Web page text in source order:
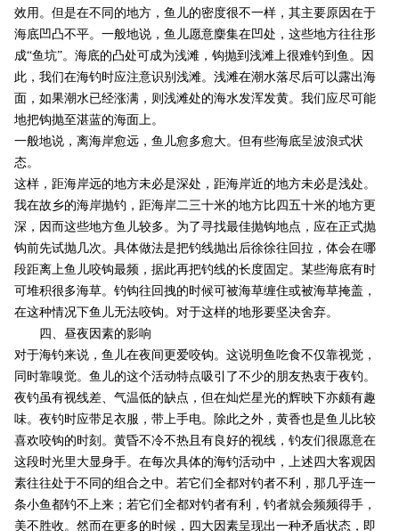
效用。但是在不同的地方，鱼儿的密度很不一样，其主要原因在于
海底凹凸不平。一般地说，鱼儿愿意麇集在凹处，这些地方往往形
成“鱼坑”。海底的凸处可成为浅滩，钩抛到浅滩上很难钓到鱼。因
此，我们在海钓时应注意识别浅滩。浅滩在潮水落尽后可以露出海
面，如果潮水已经涨满，则浅滩处的海水发浑发黄。我们应尽可能
地把钩抛至湛蓝的海面上。
一般地说，离海岸愈远，鱼儿愈多愈大。但有些海底呈波浪式状
态。
这样，距海岸远的地方未必是深处，距海岸近的地方未必是浅处。
我在故乡的海岸抛钓，距海岸二三十米的地方比四五十米的地方更
深，因而这些地方鱼儿较多。为了寻找最佳抛钩地点，应在正式抛
钩前先试抛几次。具体做法是把钓线抛出后徐徐往回拉，体会在哪
段距离上鱼儿咬钩最频，据此再把钓线的长度固定。某些海底有时
可堆积很多海草。钓钩往回拽的时候可被海草缠住或被海草掩盖，
在这种情况下鱼儿无法咬钩。对于这样的地形要坚决舍弃。
四、昼夜因素的影响
对于海钓来说，鱼儿在夜间更爱咬钩。这说明鱼吃食不仅靠视觉，
同时靠嗅觉。鱼儿的这个活动特点吸引了不少的朋友热衷于夜钓。
夜钓虽有视线差、气温低的缺点，但在灿烂星光的辉映下亦颇有趣
味。夜钓时应带足衣服，带上手电。除此之外，黄香也是鱼儿比较
喜欢咬钩的时刻。黄昏不冷不热且有良好的视线，钓友们很愿意在
这段时光里大显身手。在每次具体的海钓活动中，上述四大客观因
素往往处于不同的组合之中。若它们全都对钓者不利，那几乎连一
条小鱼都钓不上来；若它们全都对钓者有利，钓者就会频频得手，
美不胜收。然而在更多的时候，四大因素呈现出一种矛盾状态，即